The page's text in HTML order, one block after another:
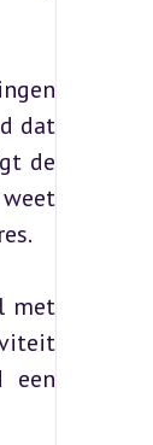
dat
de
met
een